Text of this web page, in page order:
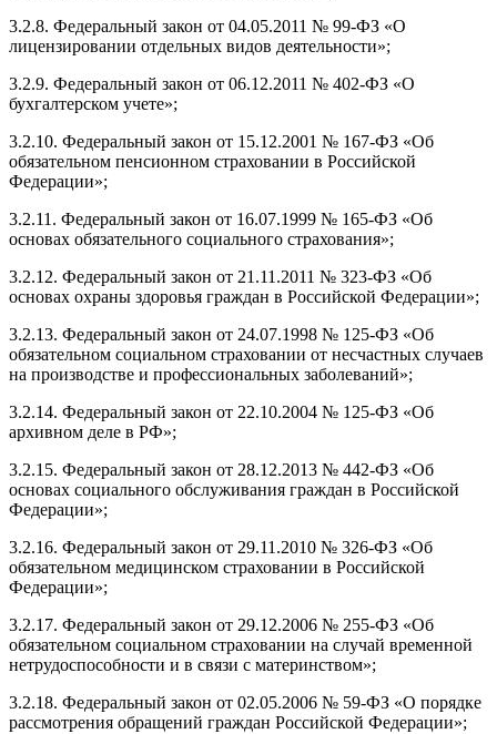
3.2.8. Федеральный закон от 04.05.2011 № 99-ФЗ «О
лицензировании отдельных видов деятельности»;
3.2.9. Федеральный закон от 06.12.2011 № 402-ФЗ «О
бухгалтерском учете»;
3.2.10. Федеральный закон от 15.12.2001 № 167-ФЗ «Об
обязательном пенсионном страховании в Российской
Федерации»;
3.2.11. Федеральный закон от 16.07.1999 № 165-ФЗ «Об
основах обязательного социального страхования»;
3.2.12. Федеральный закон от 21.11.2011 № 323-ФЗ «Об
основах охраны здоровья граждан в Российской Федерации»;
3.2.13. Федеральный закон от 24.07.1998 № 125-ФЗ «Об
обязательном социальном страховании от несчастных случаев
на производстве и профессиональных заболеваний»;
3.2.14. Федеральный закон от 22.10.2004 № 125-ФЗ «Об
архивном деле в РФ»;
3.2.15. Федеральный закон от 28.12.2013 № 442-ФЗ «Об
основах социального обслуживания граждан в Российской
Федерации»;
3.2.16. Федеральный закон от 29.11.2010 № 326-ФЗ «Об
обязательном медицинском страховании в Российской
Федерации»;
3.2.17. Федеральный закон от 29.12.2006 № 255-ФЗ «Об
обязательном социальном страховании на случай временной
нетрудоспособности и в связи с материнством»;
3.2.18. Федеральный закон от 02.05.2006 № 59-ФЗ «О порядке
рассмотрения обращений граждан Российской Федерации»;